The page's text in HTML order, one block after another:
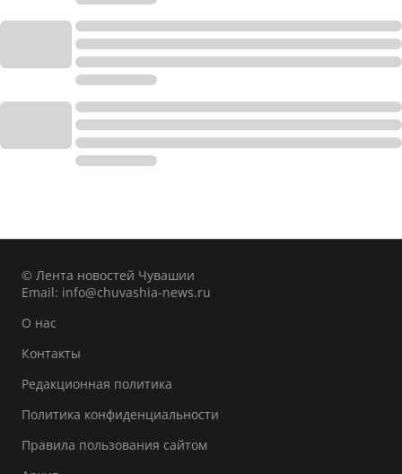
© Лента новостей Чувашии
Email: info@chuvashia-news.ru
О нас
Контакты
Редакционная политика
Политика конфиденциальности
Правила пользования сайтом